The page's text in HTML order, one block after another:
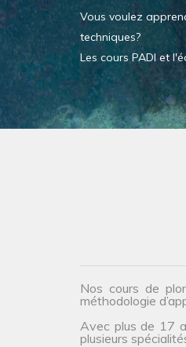
Vous voulez
techniques?
Les cours PADI et
Nos cours de
méthodologie
Avec plus de 17
plusieurs